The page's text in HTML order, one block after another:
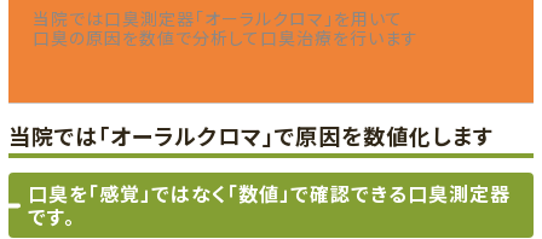
当院では口臭測定器「オーラルクロマ」を用いて
口臭の原因を数値で分析して口臭治療を行います
当院では「オーラルクロマ」で原因を数値化します
口臭を「感覚」ではなく「数値」で確認できる口臭測定器
です。